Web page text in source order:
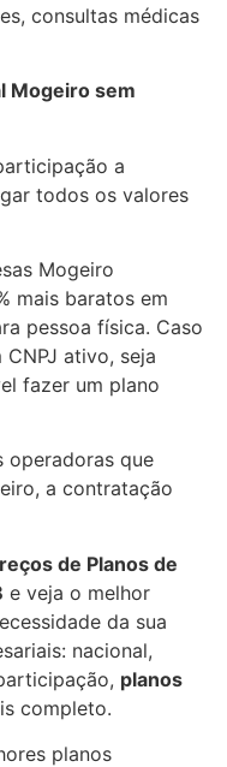
consultas médicas
Mogeiro sem
a
todos os valores
Mogeiro
mais baratos em
pessoa física. Caso
ativo, seja
fazer um plano
operadoras que
a contratação
de Planos de
e veja o melhor
da sua
nacional,
planos
completo.
planos